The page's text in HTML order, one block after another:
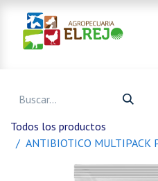
Todos los productos
ANTIBIOTICO MULTIPACK